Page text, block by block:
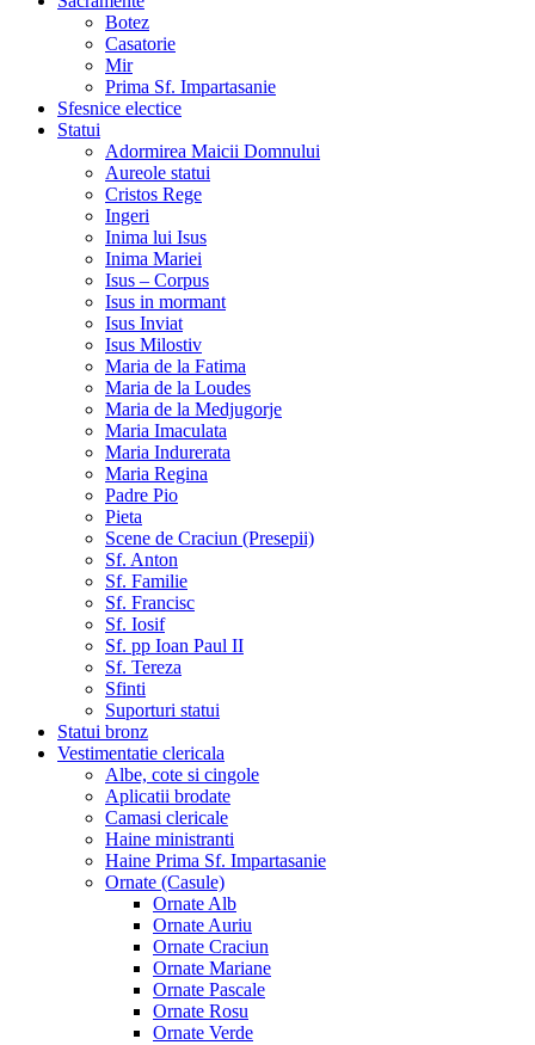
Botez
Casatorie
Mir
Prima Sf. Impartasanie
Sfesnice electice
Statui
Adormirea Maicii Domnului
Aureole statui
Cristos Rege
Ingeri
Inima lui Isus
Inima Mariei
Isus – Corpus
Isus in mormant
Isus Inviat
Isus Milostiv
Maria de la Fatima
Maria de la Loudes
Maria de la Medjugorje
Maria Imaculata
Maria Indurerata
Maria Regina
Padre Pio
Pieta
Scene de Craciun (Presepii)
Sf. Anton
Sf. Familie
Sf. Francisc
Sf. Iosif
Sf. pp Ioan Paul II
Sf. Tereza
Sfinti
Suporturi statui
Statui bronz
Vestimentatie clericala
Albe, cote si cingole
Aplicatii brodate
Camasi clericale
Haine ministranti
Haine Prima Sf. Impartasanie
Ornate (Casule)
Ornate Alb
Ornate Auriu
Ornate Craciun
Ornate Mariane
Ornate Pascale
Ornate Rosu
Ornate Verde